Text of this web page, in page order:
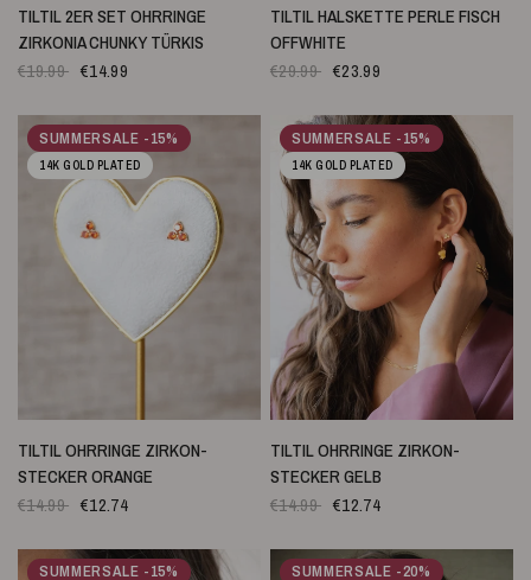
SCHNELLANSICHT
TILTIL 2ER SET OHRRINGE
ZIRKONIA CHUNKY TÜRKIS
€19.99 €14.99
SCHNELLANSICHT
TILTIL HALSKETTE PERLE FISCH
OFFWHITE
€29.99 €23.99
SUMMERSALE -15%
14K GOLD PLATED
SCHNELLANSICHT
TILTIL OHRRINGE ZIRKON-
STECKER ORANGE
€14.99 €12.74
SUMMERSALE -15%
14K GOLD PLATED
SCHNELLANSICHT
TILTIL OHRRINGE ZIRKON-
STECKER GELB
€14.99 €12.74
SUMMERSALE -15% SUMMERSALE -20%